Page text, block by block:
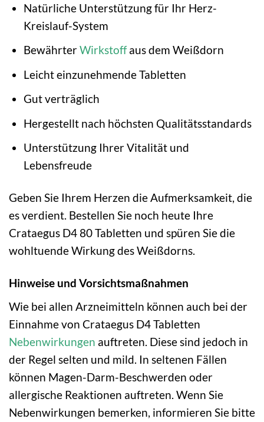
Natürliche Unterstützung für Ihr Herz-
Kreislauf-System
BewährterWirkstoffaus dem Weißdorn
Leicht einzunehmende Tabletten
Gut verträglich
Hergestellt nach höchsten Qualitätsstandards
Unterstützung Ihrer Vitalität und
Lebensfreude
Geben Sie Ihrem Herzen die Aufmerksamkeit, die
es verdient. Bestellen Sie noch heute Ihre
Crataegus D4 80 Tabletten und spüren Sie die
wohltuende Wirkung des Weißdorns.
Hinweise und Vorsichtsmaßnahmen
Wie bei allen Arzneimitteln können auch bei der
Einnahme von Crataegus D4 Tabletten
Nebenwirkungen auftreten. Diese sind jedoch in
der Regel selten und mild. In seltenen Fällen
können Magen-Darm-Beschwerden oder
allergische Reaktionen auftreten. Wenn Sie
Nebenwirkungen bemerken, informieren Sie bitte